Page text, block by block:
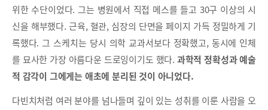
위한 수단이었다. 그는 병원에서 직접 메스를 들고 30구 이상의 시
신을 해부했다. 근육, 혈관, 심장의 단면을 페이지 가득 정밀하게 기
록했다. 그 스케치는 당시 의학 교과서보다 정확했고, 동시에 인체
를 묘사한 가장 아름다운 드로잉이기도 했다. 과학적 정확성과 예술
적 감각이 그에게는 애초에 분리된 것이 아니었다.
다빈치처럼 여러 분야를 넘나들며 깊이 있는 성취를 이룬 사람을 오